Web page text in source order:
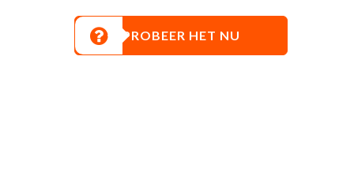
PROBEER HET NU